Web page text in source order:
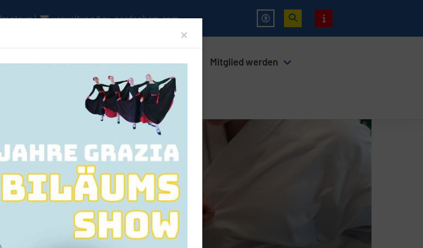
verwaltung@sv-nordenham.com
A-Z Online Buchung Vitalzentrum Mitglied werden
× Close